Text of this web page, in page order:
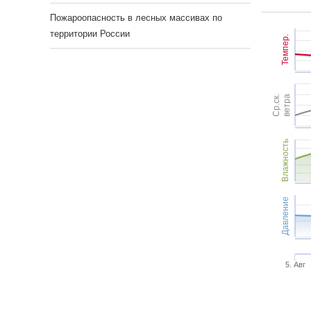
Темпер.
Ср.ск.ветра
Влажность
Давление
5. Авг
Пожароопасность в лесных массивах по
территории России